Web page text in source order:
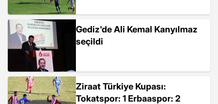
Gediz'de Ali Kemal Kanyılmaz
seçildi
Ziraat Türkiye Kupası:
Tokatspor: 1 Erbaaspor: 2